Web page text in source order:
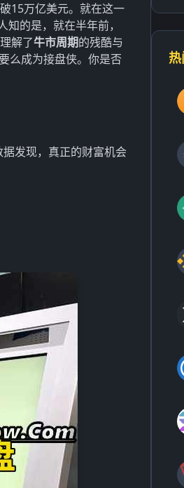
15万亿美元。就在这一
知的是，就在半年前，
解了牛市周期的残酷与
么成为接盘侠。你是否
发现，真正的财富机会